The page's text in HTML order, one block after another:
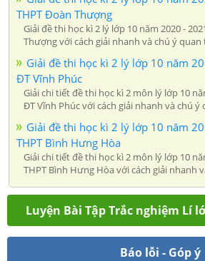
THPT Đoàn Thượng
Giải đề thi học kì 2 lý lớp 10 năm 2020 -
Thượng với cách giải nhanh và chú ý
Giải đề thi học kì 2 lý lớp 10 năm
ĐT Vĩnh Phúc
Giải chi tiết đề thi học kì 2 môn lý lớp 10
ĐT Vĩnh Phúc với cách giải nhanh và chú
Giải đề thi học kì 2 lý lớp 10 năm
THPT Bình Hưng Hòa
Giải chi tiết đề thi học kì 2 môn lý lớp 10
THPT Bình Hưng Hòa với cách giải nhanh
Luyện Bài Tập Trắc nghiệm Lí
Báo lỗi - Góp ý